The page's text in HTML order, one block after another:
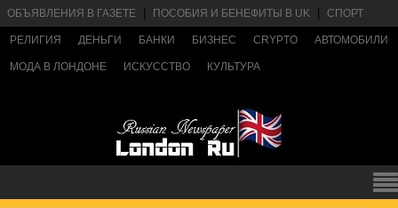
ОБЪЯВЛЕНИЯ В ГАЗЕТЕ ПОСОБИЯ И БЕНЕФИТЫ В UK СПОРТ
РЕЛИГИЯ ДЕНЬГИ БАНКИ БИЗНЕС CRYPTO АВТОМОБИЛИ
МОДА В ЛОНДОНЕ ИСКУССТВО КУЛЬТУРА